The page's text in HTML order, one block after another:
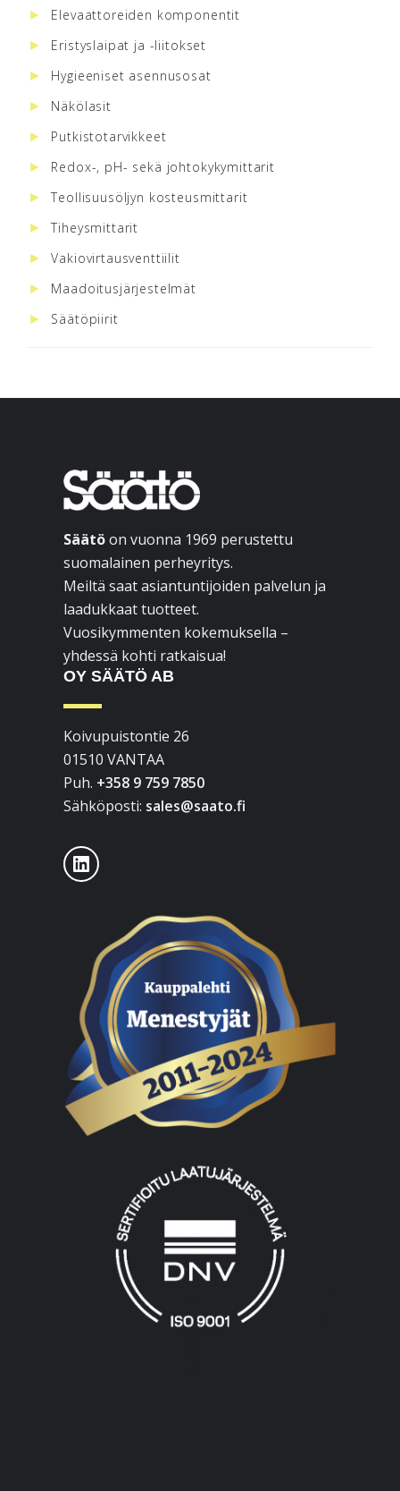
Elevaattoreiden komponentit
Eristyslaipat ja -liitokset
Hygieeniset asennusosat
Näkölasit
Putkistotarvikkeet
Redox-, pH- sekä johtokykymittarit
Teollisuusöljyn kosteusmittarit
Tiheysmittarit
Vakiovirtausventtiilit
Maadoitusjärjestelmät
Säätöpiirit
Footer
Säätöon vuonna 1969 perustettu
suomalainen perheyritys.
Meiltä saat asiantuntijoiden palvelun ja
laadukkaat tuotteet.
Vuosikymmenten kokemuksella –
yhdessä kohti ratkaisua!
OY SÄÄTÖ AB
Koivupuistontie 26
01510 VANTAA
Puh. +358 9 759 7850
Sähköposti: sales@saato.fi
LinkedIn